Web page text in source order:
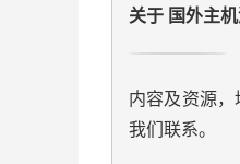
关于 国外主
内容及资源
我们联系。